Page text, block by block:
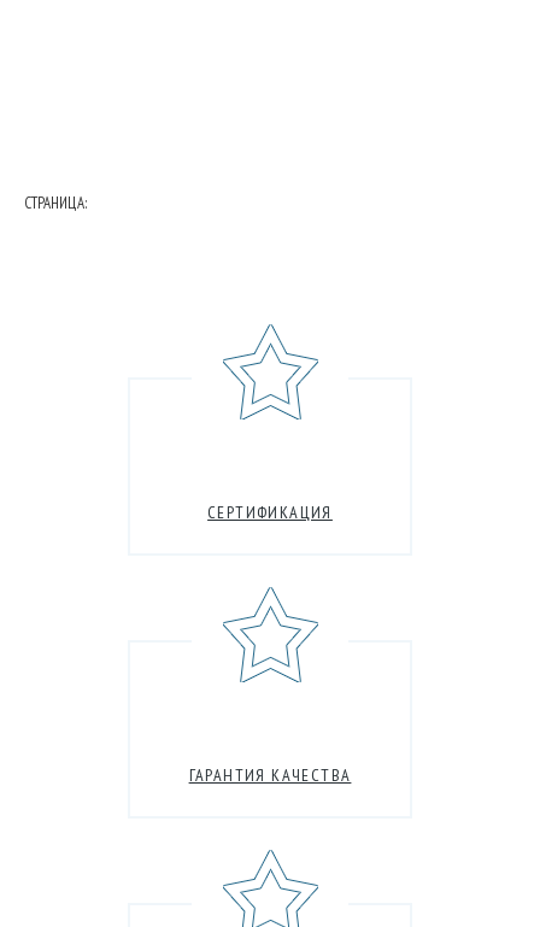
СТРАНИЦА:
СЕРТИФИКАЦИЯ
ГАРАНТИЯ КАЧЕСТВА